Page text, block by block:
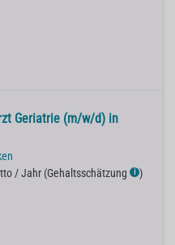
Geriatrie (m/w/d) in
/ Jahr (Gehaltsschätzung ℹ )